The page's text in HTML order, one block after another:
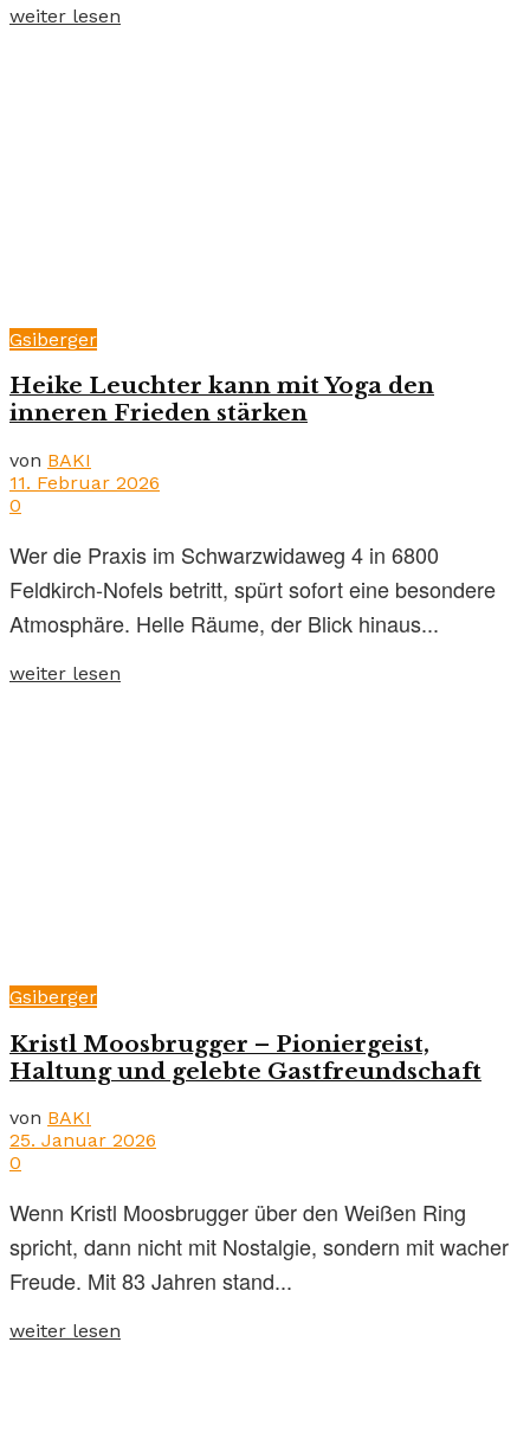
weiter lesen
Gsiberger
Heike Leuchter kann mit Yoga den
inneren Frieden stärken
von BAKI
11. Februar 2026
0
Wer die Praxis im Schwarzwidaweg 4 in 6800
Feldkirch-Nofels betritt, spürt sofort eine besondere
Atmosphäre. Helle Räume, der Blick hinaus...
weiter lesen
Gsiberger
Kristl Moosbrugger – Pioniergeist,
Haltung und gelebte Gastfreundschaft
von BAKI
25. Januar 2026
0
Wenn Kristl Moosbrugger über den Weißen Ring
spricht, dann nicht mit Nostalgie, sondern mit wacher
Freude. Mit 83 Jahren stand...
weiter lesen